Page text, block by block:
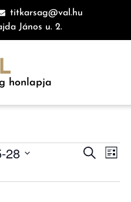
titkarsag@val.hu
János u. 2.
honlapja
Keresett
Lista
28